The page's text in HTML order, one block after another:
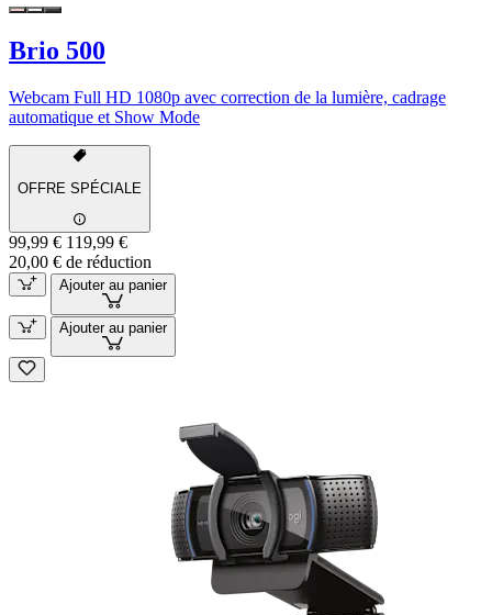
Brio 500
Webcam Full HD 1080p avec correction de la lumière, cadrage
automatique et Show Mode
OFFRE SPÉCIALE
99,99 € 119,99 €
20,00 € de réduction
Ajouter au panier
Ajouter au panier